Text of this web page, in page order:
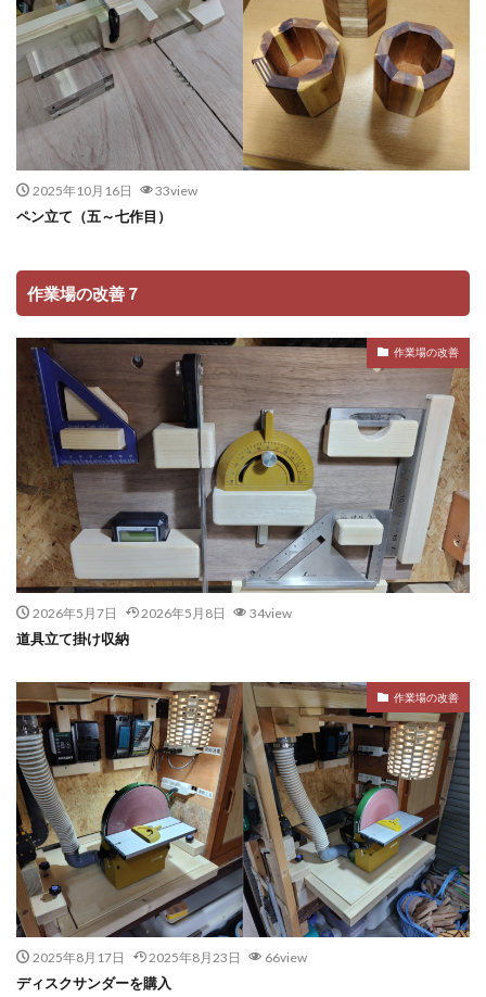
2025年10月16日 33view
ペン立て（五～七作目）
作業場の改善７
作業場の改善
2026年5月7日 2026年5月8日 34view
道具立て掛け収納
作業場の改善
2025年8月17日 2025年8月23日 66view
ディスクサンダーを購入